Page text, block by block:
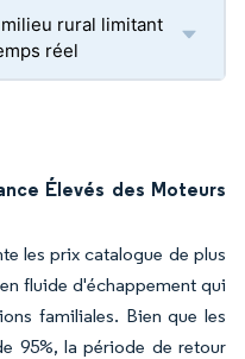
rural limitant
réel
Élevés des Moteurs
les prix catalogue de plus
fluide d'échappement qui
familiales. Bien que les
95%, la période de retour